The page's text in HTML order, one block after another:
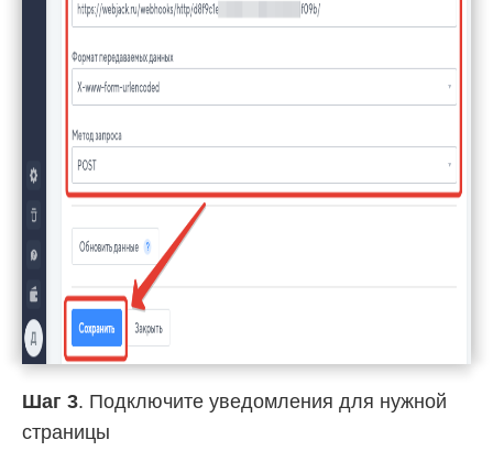
Шаг 3. Подключите уведомления для нужной
страницы